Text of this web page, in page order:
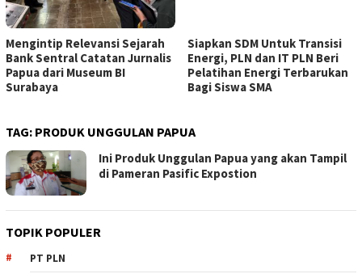
Mengintip Relevansi Sejarah
Bank Sentral Catatan Jurnalis
Papua dari Museum BI
Surabaya
Siapkan SDM Untuk Transisi
Energi, PLN dan IT PLN Beri
Pelatihan Energi Terbarukan
Bagi Siswa SMA
TAG: PRODUK UNGGULAN PAPUA
Ini Produk Unggulan Papua yang akan Tampil
di Pameran Pasific Expostion
TOPIK POPULER
PT PLN